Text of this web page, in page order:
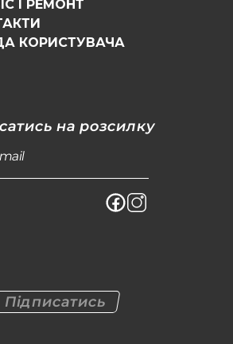
І РЕМОНТ
КОРИСТУВАЧА
на розсилку
Підписатись